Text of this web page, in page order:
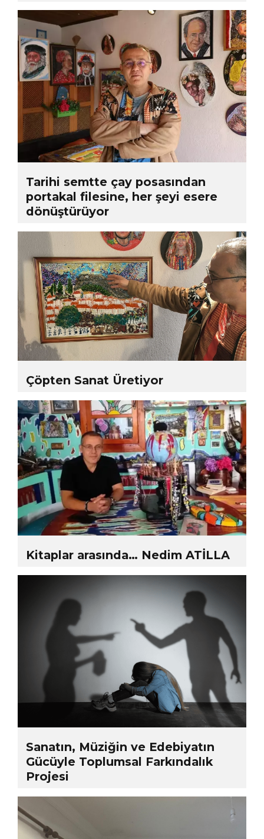
Tarihi semtte çay posasından
portakal filesine, her şeyi esere
dönüştürüyor
Çöpten Sanat Üretiyor
Kitaplar arasında… Nedim ATİLLA
Sanatın, Müziğin ve Edebiyatın
Gücüyle Toplumsal Farkındalık
Projesi